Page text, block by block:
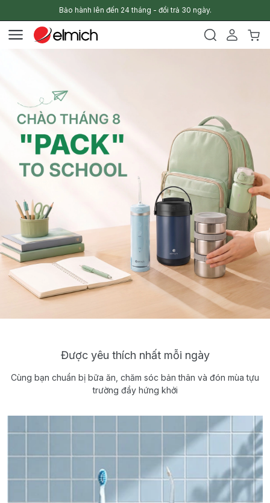
Bảo hành lên đến 24 tháng - đổi trả 30 ngày.
Được yêu thích nhất mỗi ngày
Cùng bạn chuẩn bị bữa ăn, chăm sóc bản thân và đón mùa tựu
trường đầy hứng khởi